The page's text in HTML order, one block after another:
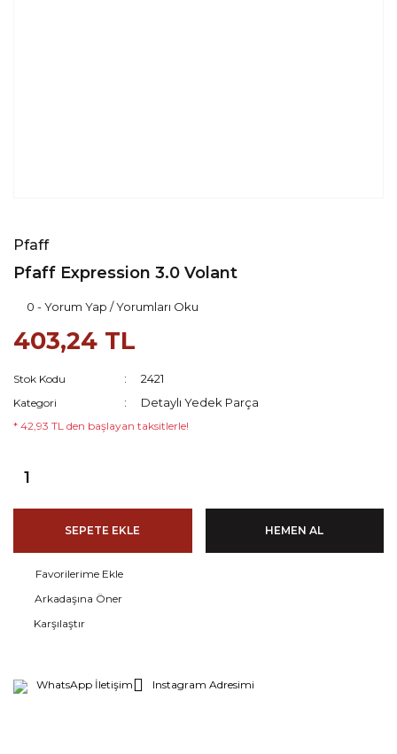
Pfaff
Pfaff Expression 3.0 Volant
0 - Yorum Yap / Yorumları Oku
403,24 TL
Stok Kodu 2421
Kategori Detaylı Yedek Parça
* 42,93 TL den başlayan taksitlerle!
SEPETE EKLE HEMEN AL
Arkadaşına Öner
Karşılaştır
WhatsApp İletişim Instagram Adresimi